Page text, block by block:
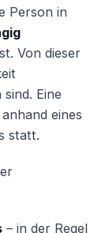
Person in
Von dieser
Eine
eines
statt.
– in der Regel